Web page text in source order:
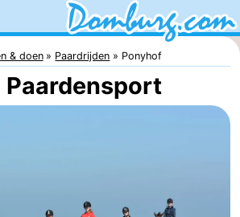
& doen Paardrijden Ponyhof